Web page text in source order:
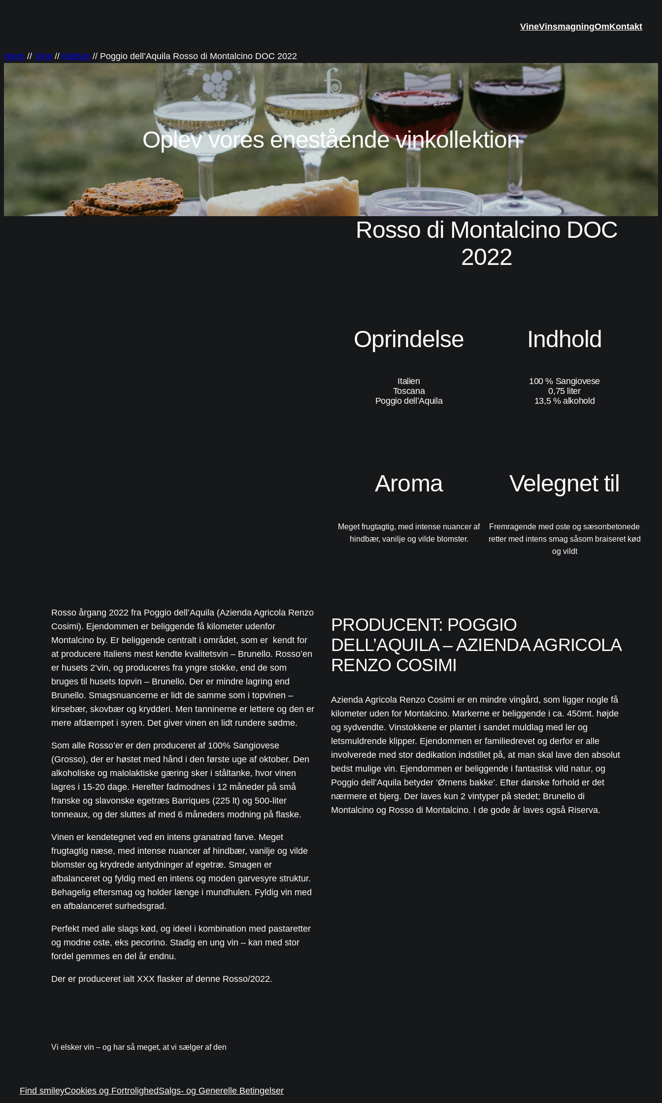
VineVinsmagningOmKontakt
Hjem // Vine // Rødvin // Poggio dell’Aquila Rosso di Montalcino DOC 2022
Oplev vores enestående vinkollektion
Rosso di Montalcino DOC
2022
Oprindelse
Italien
Toscana
Poggio dell’Aquila
Indhold
100 % Sangiovese
0,75 liter
13,5 % alkohold
Aroma
Meget frugtagtig, med intense nuancer af
hindbær, vanilje og vilde blomster.
Velegnet til
Fremragende med oste og sæsonbetonede
retter med intens smag såsom braiseret kød
og vildt
Rosso årgang 2022 fra Poggio dell’Aquila (Azienda Agricola Renzo
Cosimi). Ejendommen er beliggende få kilometer udenfor
Montalcino by. Er beliggende centralt i området, som er kendt for
at producere Italiens mest kendte kvalitetsvin – Brunello. Rosso’en
er husets 2’vin, og produceres fra yngre stokke, end de som
bruges til husets topvin – Brunello. Der er mindre lagring end
Brunello. Smagsnuancerne er lidt de samme som i topvinen –
kirsebær, skovbær og krydderi. Men tanninerne er lettere og den er
mere afdæmpet i syren. Det giver vinen en lidt rundere sødme.
Som alle Rosso’er er den produceret af 100% Sangiovese
(Grosso), der er høstet med hånd i den første uge af oktober. Den
alkoholiske og malolaktiske gæring sker i ståltanke, hvor vinen
lagres i 15-20 dage. Herefter fadmodnes i 12 måneder på små
franske og slavonske egetræs Barriques (225 lt) og 500-liter
tonneaux, og der sluttes af med 6 måneders modning på flaske.
Vinen er kendetegnet ved en intens granatrød farve. Meget
frugtagtig næse, med intense nuancer af hindbær, vanilje og vilde
blomster og krydrede antydninger af egetræ. Smagen er
afbalanceret og fyldig med en intens og moden garvesyre struktur.
Behagelig eftersmag og holder længe i mundhulen. Fyldig vin med
en afbalanceret surhedsgrad.
Perfekt med alle slags kød, og ideel i kombination med pastaretter
og modne oste, eks pecorino. Stadig en ung vin – kan med stor
fordel gemmes en del år endnu.
Der er produceret ialt XXX flasker af denne Rosso/2022.
PRODUCENT: POGGIO
DELL’AQUILA – AZIENDA AGRICOLA
RENZO COSIMI
Azienda Agricola Renzo Cosimi er en mindre vingård, som ligger nogle få
kilometer uden for Montalcino. Markerne er beliggende i ca. 450mt. højde
og sydvendte. Vinstokkene er plantet i sandet muldlag med ler og
letsmuldrende klipper. Ejendommen er familiedrevet og derfor er alle
involverede med stor dedikation indstillet på, at man skal lave den absolut
bedst mulige vin. Ejendommen er beliggende i fantastisk vild natur, og
Poggio dell’Aquila betyder ‘Ørnens bakke’. Efter danske forhold er det
nærmere et bjerg. Der laves kun 2 vintyper på stedet; Brunello di
Montalcino og Rosso di Montalcino. I de gode år laves også Riserva.
Vi elsker vin – og har så meget, at vi sælger af den
Find smileyCookies og FortrolighedSalgs- og Generelle Betingelser